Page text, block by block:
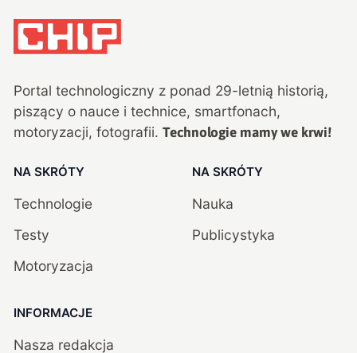
Portal technologiczny z ponad 29-letnią historią,
piszący o nauce i technice, smartfonach,
motoryzacji, fotografii. Technologie mamy we krwi!
NA SKRÓTY
Technologie
Testy
Motoryzacja
NA SKRÓTY
Nauka
Publicystyka
INFORMACJE
Nasza redakcja